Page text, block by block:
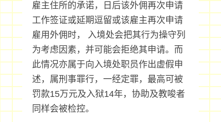
雇主住所的承诺，日后该外佣再次申请
工作签证或延期逗留或该雇主再次申请
雇用外佣时， 入境处会把其行为操守列
为考虑因素，并可能会拒绝其申请。而
此情况亦属于向入境处职员作出虚假申
述，属刑事罪行，一经定罪，最高可被
罚款15万元及入狱14年，协助及教唆者
同样会被检控。